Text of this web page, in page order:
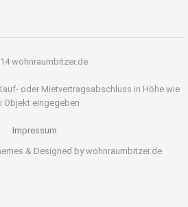
wohnraumbitzer.de
oder Mietvertragsabschluss in Höhe wie
Objekt eingegeben
Impressum
& Designed by wohnraumbitzer.de